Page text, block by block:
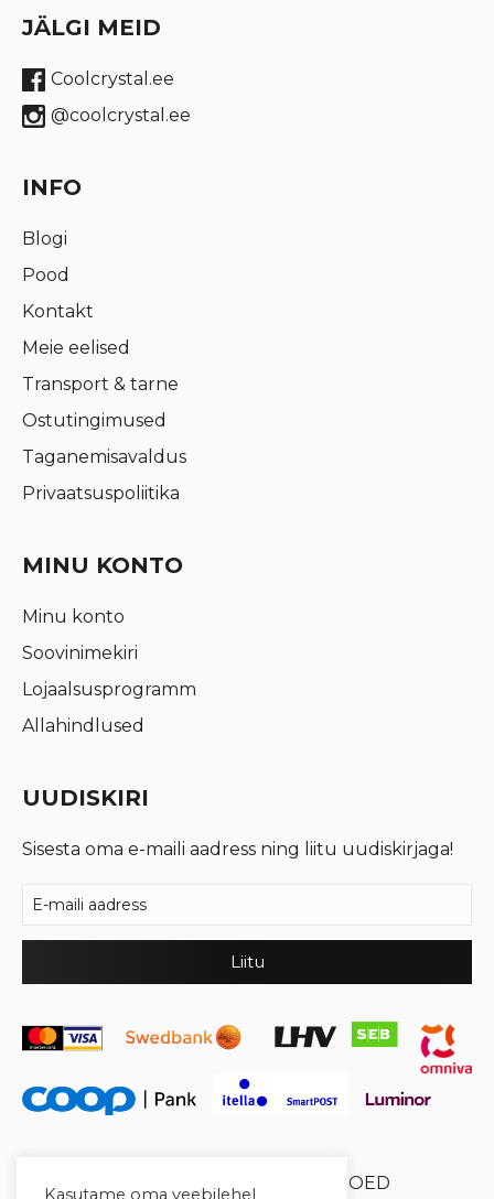
JÄLGI MEID
Coolcrystal.ee
@coolcrystal.ee
INFO
Blogi
Pood
Kontakt
Meie eelised
Transport & tarne
Ostutingimused
Taganemisavaldus
Privaatsuspoliitika
MINU KONTO
Minu konto
Soovinimekiri
Lojaalsusprogramm
Allahindlused
UUDISKIRI
Sisesta oma e-maili aadress ning liitu uudiskirjaga!
© 2026 Cool Crystal OÜ // XYSUM E-POED
Kasutame oma veebilehel